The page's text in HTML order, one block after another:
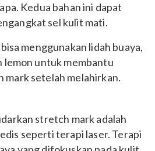
Kedua bahan ini dapat
sel kulit mati.
menggunakan lidah buaya,
lemon untuk membantu
mark setelah melahirkan.
stretch mark adalah
seperti terapi laser. Terapi